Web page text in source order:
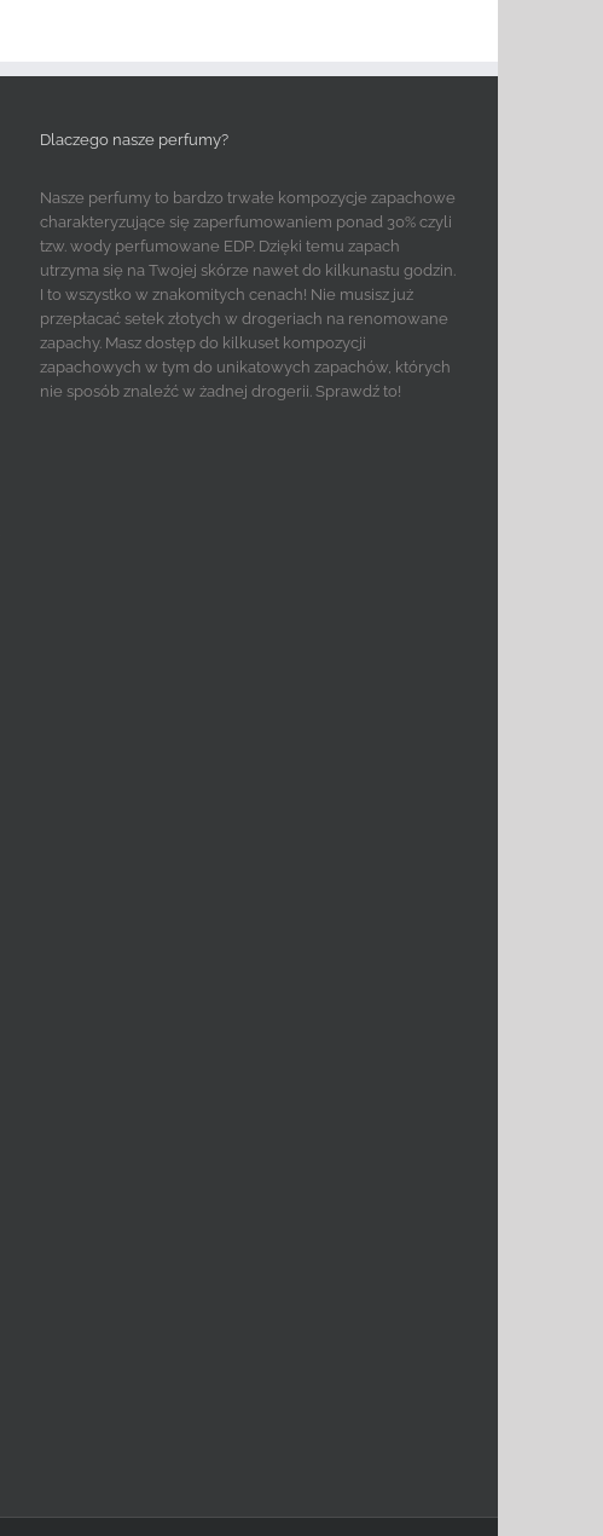
Dlaczego nasze perfumy?
Nasze perfumy to bardzo trwałe kompozycje zapachowe
charakteryzujące się zaperfumowaniem ponad 30% czyli
tzw. wody perfumowane EDP. Dzięki temu zapach
utrzyma się na Twojej skórze nawet do kilkunastu godzin.
I to wszystko w znakomitych cenach! Nie musisz już
przepłacać setek złotych w drogeriach na renomowane
zapachy. Masz dostęp do kilkuset kompozycji
zapachowych w tym do unikatowych zapachów, których
nie sposób znaleźć w żadnej drogerii. Sprawdź to!